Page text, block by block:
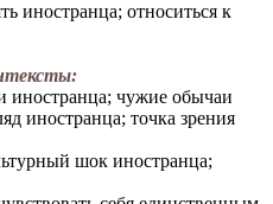
иностранца; относиться к
чужие обычаи
иностранца; точка зрения
шок иностранца;